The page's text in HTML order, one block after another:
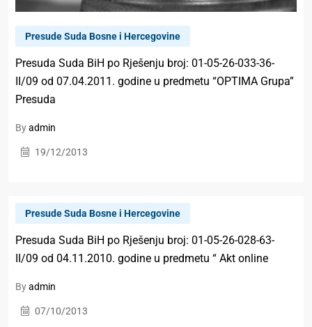
Presude Suda Bosne i Hercegovine
Presuda Suda BiH po Rješenju broj: 01-05-26-033-36-
II/09 od 07.04.2011. godine u predmetu “OPTIMA Grupa”
Presuda
Byadmin
19/12/2013
Presude Suda Bosne i Hercegovine
Presuda Suda BiH po Rješenju broj: 01-05-26-028-63-
II/09 od 04.11.2010. godine u predmetu “ Akt online
Byadmin
07/10/2013